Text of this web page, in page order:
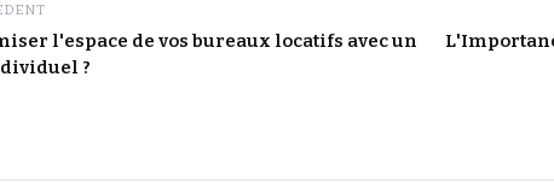
l'espace de vos bureaux locatifs avec un
?